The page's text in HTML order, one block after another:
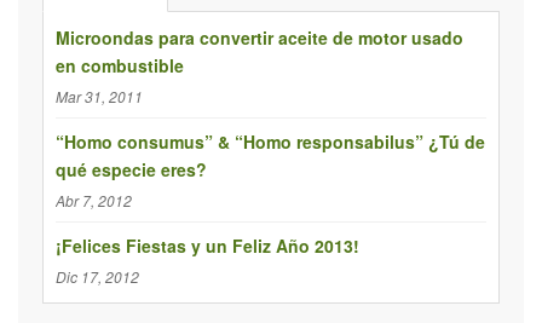
Microondas para convertir aceite de motor usado
en combustible
Mar 31, 2011
“Homo consumus” & “Homo responsabilus” ¿Tú de
qué especie eres?
Abr 7, 2012
¡Felices Fiestas y un Feliz Año 2013!
Dic 17, 2012